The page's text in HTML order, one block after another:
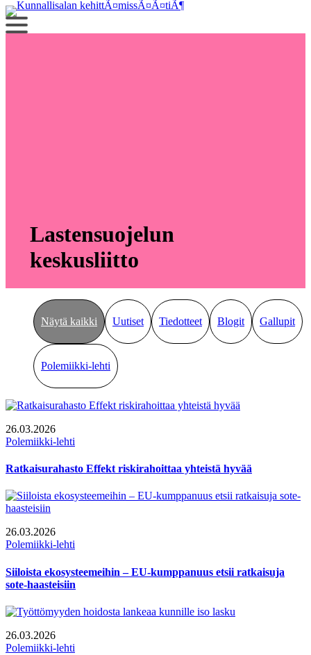
Siirry
sisältöön
Lastensuojelun
keskusliitto
Näytä kaikki Uutiset Tiedotteet Blogit Gallupit
Polemiikki-lehti
26.03.2026
Polemiikki-lehti
Ratkaisurahasto Effekt riskirahoittaa yhteistä hyvää
26.03.2026
Polemiikki-lehti
Siiloista ekosysteemeihin – EU-kumppanuus etsii ratkaisuja
sote-haasteisiin
26.03.2026
Polemiikki-lehti